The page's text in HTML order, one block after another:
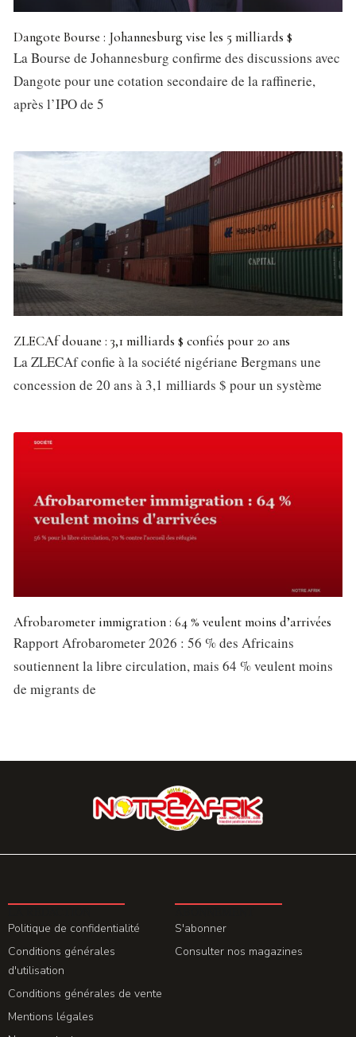
Dangote Bourse : Johannesburg vise les 5 milliards $
La Bourse de Johannesburg confirme des discussions avec
Dangote pour une cotation secondaire de la raffinerie,
après l’IPO de 5
ZLECAf douane : 3,1 milliards $ confiés pour 20 ans
La ZLECAf confie à la société nigériane Bergmans une
concession de 20 ans à 3,1 milliards $ pour un système
Afrobarometer immigration : 64 % veulent moins d’arrivées
Rapport Afrobarometer 2026 : 56 % des Africains
soutiennent la libre circulation, mais 64 % veulent moins
de migrants de
Politique de confidentialité
Conditions générales
d'utilisation
Conditions générales de vente
Mentions légales
S'abonner
Consulter nos magazines